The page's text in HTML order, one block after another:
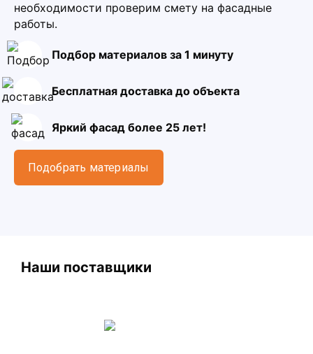
необходимости проверим смету на фасадные
работы.
Подбор материалов за 1 минуту
Бесплатная доставка до объекта
Яркий фасад более 25 лет!
Подобрать материалы
Наши поставщики